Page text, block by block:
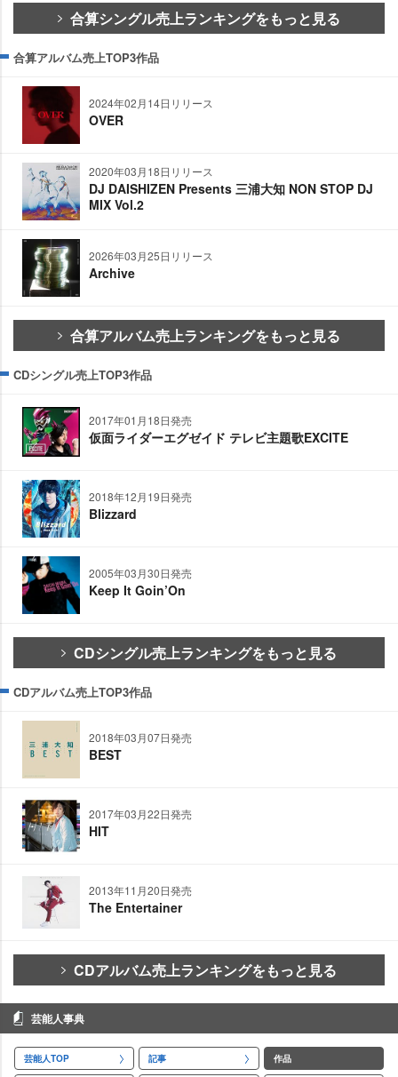
合算シングル売上ランキングをもっと見る
合算アルバム売上TOP3作品
2024年02月14日リリース
OVER
2020年03月18日リリース
DJ DAISHIZEN Presents 三浦大知 NON STOP DJ
MIX Vol.2
2026年03月25日リリース
Archive
合算アルバム売上ランキングをもっと見る
CDシングル売上TOP3作品
2017年01月18日発売
仮面ライダーエグゼイド テレビ主題歌EXCITE
2018年12月19日発売
Blizzard
2005年03月30日発売
Keep It Goin’On
CDシングル売上ランキングをもっと見る
CDアルバム売上TOP3作品
2018年03月07日発売
BEST
2017年03月22日発売
HIT
2013年11月20日発売
The Entertainer
CDアルバム売上ランキングをもっと見る
芸能人事典
芸能人TOP 記事 作品